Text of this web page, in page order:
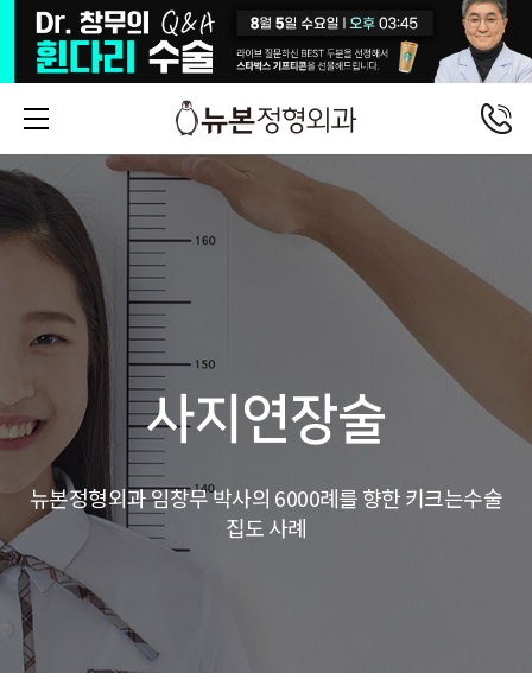
사지연장술
뉴본정형외과 임창무 박사의 6000례를 향한 키크는수술
집도 사례